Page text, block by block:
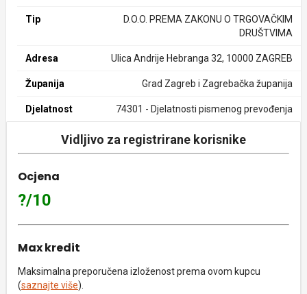
Tip
D.O.O. PREMA ZAKONU O TRGOVAČKIM
DRUŠTVIMA
Adresa Ulica Andrije Hebranga 32, 10000 ZAGREB
Županija Grad Zagreb i Zagrebačka županija
Djelatnost 74301 - Djelatnosti pismenog prevođenja
Vidljivo za registrirane korisnike
Ocjena
?/10
Max kredit
Maksimalna preporučena izloženost prema ovom kupcu
(saznajte više).